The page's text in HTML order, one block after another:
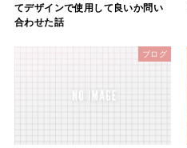
てデザインで使用して良いか問い
合わせた話
ブログ